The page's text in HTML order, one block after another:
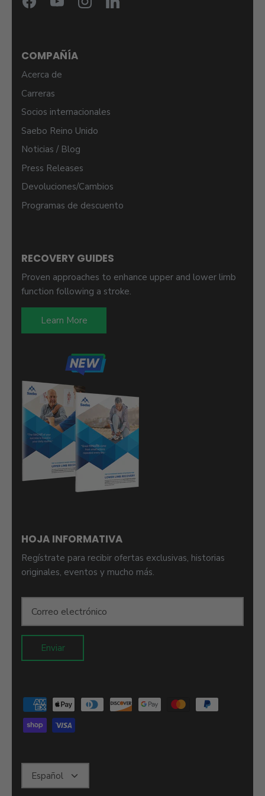
COMPAÑÍA
Acerca de
Carreras
Socios internacionales
Saebo Reino Unido
Noticias / Blog
Press Releases
Devoluciones/Cambios
Programas de descuento
RECOVERY GUIDES
Proven approaches to enhance upper and lower limb
function following a stroke.
Learn More
HOJA INFORMATIVA
Regístrate para recibir ofertas exclusivas, historias
originales, eventos y mucho más.
Enviar
Español